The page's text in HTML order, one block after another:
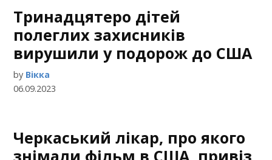
Тринадцятеро дітей
полеглих захисників
вирушили у подорож до США
by Вікка
06.09.2023
Черкаський лікар, про якого
знімали фільм в США, привіз